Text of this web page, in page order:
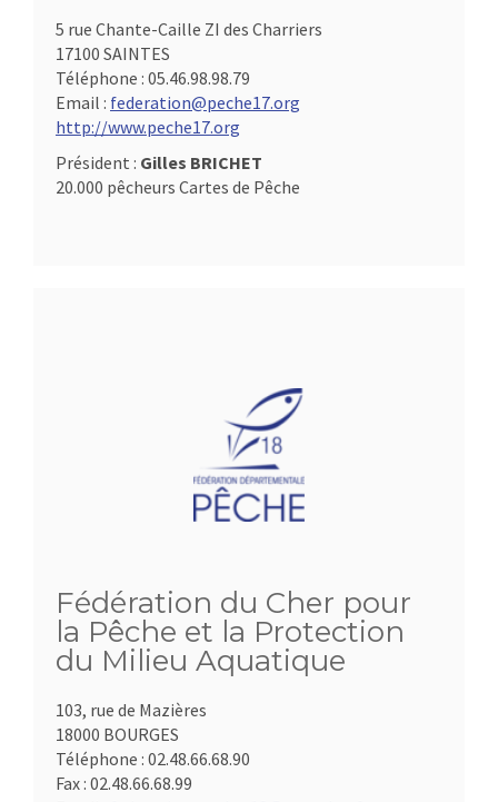
5 rue Chante-Caille ZI des Charriers
17100 SAINTES
Téléphone : 05.46.98.98.79
Email : federation@peche17.org
http://www.peche17.org
Président : Gilles BRICHET
20.000 pêcheurs Cartes de Pêche
Fédération du Cher pour
la Pêche et la Protection
du Milieu Aquatique
103, rue de Mazières
18000 BOURGES
Téléphone : 02.48.66.68.90
Fax : 02.48.66.68.99